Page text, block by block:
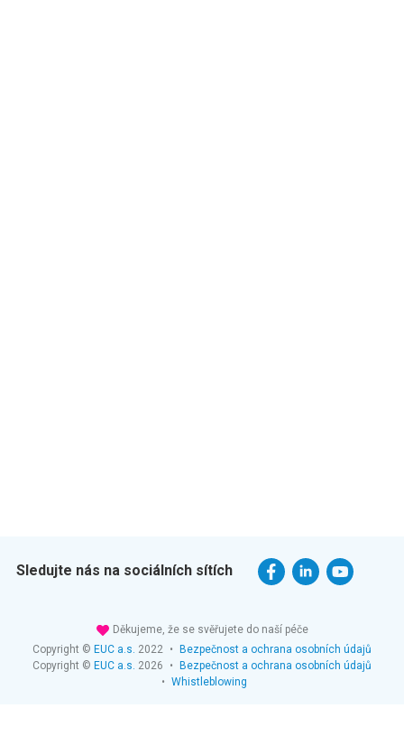
Sledujte nás na sociálních sítích
Děkujeme, že se svěřujete do naší péče
Copyright © EUC a.s. 2022 •
Bezpečnost a ochrana osobních údajů
Copyright © EUC a.s. 2026 •
Bezpečnost a ochrana osobních údajů
• Whistleblowing